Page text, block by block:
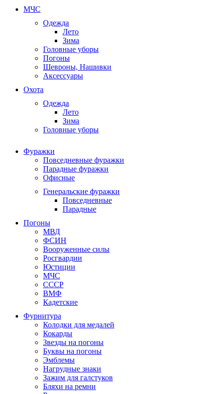
МЧС
Одежда
Лето
Зима
Головные уборы
Погоны
Шевроны, Нашивки
Аксессуары
Охота
Одежда
Лето
Зима
Головные уборы
Фуражки
Повседневные фуражки
Парадные фуражки
Офисные
Генеральские фуражки
Повседневные
Парадные
Погоны
МВД
ФСИН
Вооруженные силы
Росгвардии
Юстиции
МЧС
СССР
ВМФ
Кадетские
Фурнитура
Колодки для медалей
Кокарды
Звезды на погоны
Буквы на погоны
Эмблемы
Нагрудные знаки
Зажим для галстуков
Бляхи на ремни